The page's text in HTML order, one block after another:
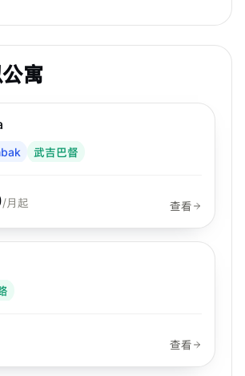
（Hillion Mall），往南到铁路商城
，都很方便。
寓
MRT
武吉巴督
/月起
查看
查看